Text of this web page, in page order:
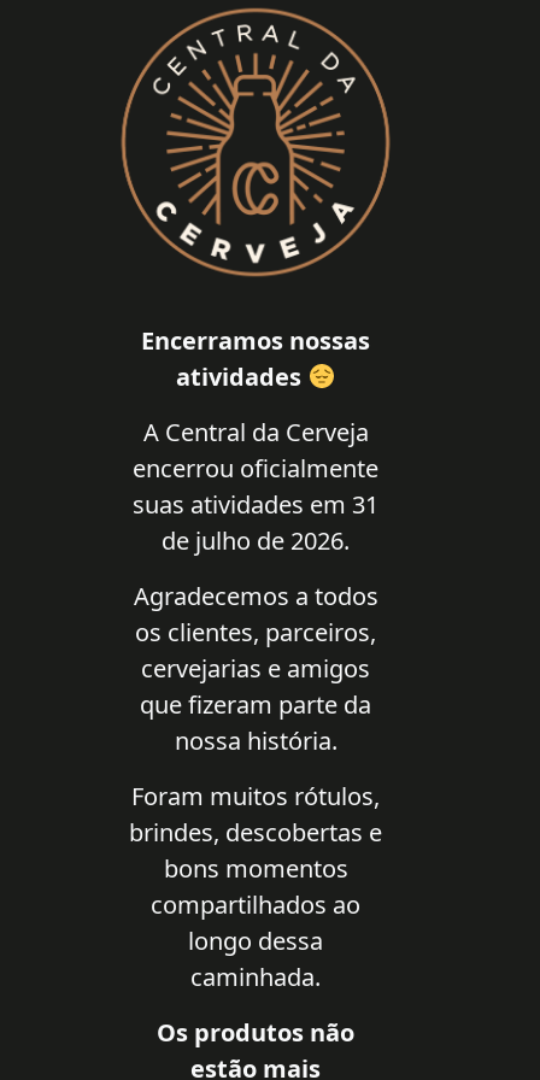
Encerramos nossas
atividades
A Central da Cerveja
encerrou oficialmente
suas atividades em 31
de julho de 2026.
Agradecemos a todos
os clientes, parceiros,
cervejarias e amigos
que fizeram parte da
nossa história.
Foram muitos rótulos,
brindes, descobertas e
bons momentos
compartilhados ao
longo dessa
caminhada.
Os produtos não
estão mais